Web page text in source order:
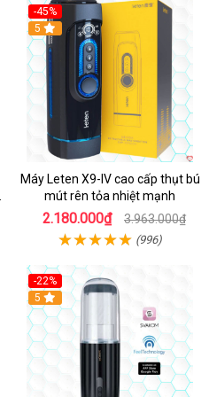
-45%
Hot
5
Máy Leten X9-IV cao cấp thụt bú
mút rên tỏa nhiệt mạnh
2.180.000₫ 3.963.000₫
(996)
-22%
5